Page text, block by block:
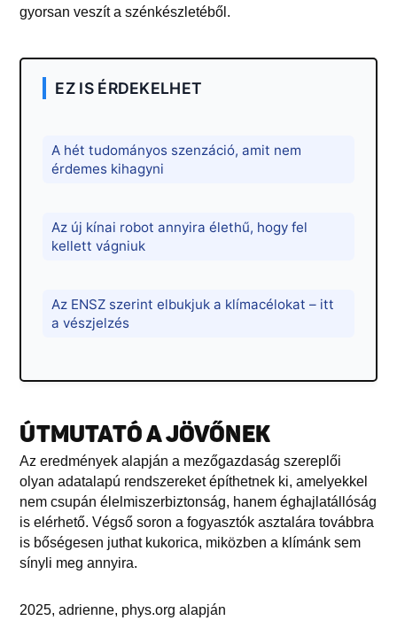
gyorsan veszít a szénkészletéből.
EZ IS ÉRDEKELHET
A hét tudományos szenzáció, amit nem
érdemes kihagyni
Az új kínai robot annyira élethű, hogy fel
kellett vágniuk
Az ENSZ szerint elbukjuk a klímacélokat – itt
a vészjelzés
ÚTMUTATÓ A JÖVŐNEK
Az eredmények alapján a mezőgazdaság szereplői
olyan adatalapú rendszereket építhetnek ki, amelyekkel
nem csupán élelmiszerbiztonság, hanem éghajlatállóság
is elérhető. Végső soron a fogyasztók asztalára továbbra
is bőségesen juthat kukorica, miközben a klímánk sem
sínyli meg annyira.
2025, adrienne, phys.org alapján